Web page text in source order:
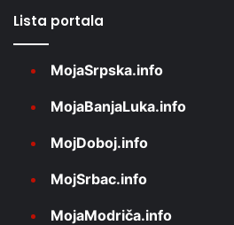
Lista portala
MojaSrpska.info
MojaBanjaLuka.info
MojDoboj.info
MojSrbac.info
MojaModriča.info